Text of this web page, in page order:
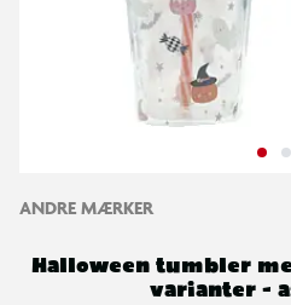
ANDRE MÆRKER
Halloween tumbler
varianter -